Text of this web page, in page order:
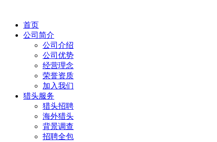
首页
公司简介
公司介绍
公司优势
经营理念
荣誉资质
加入我们
猎头服务
猎头招聘
海外猎头
背景调查
招聘全包